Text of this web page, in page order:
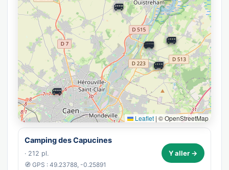
🚐
🚐
🚐
🚐
🚐
🚐
🚐
🚐
Leaflet | © OpenStreetMap
Camping des Capucines
· 212 pl.
🧭 GPS : 49.23788, -0.25891
Y aller →